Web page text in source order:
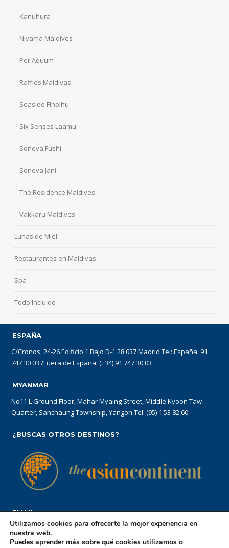
Kanuhura
Niyama Maldives
Per Aquum
Raffles Maldivas
Seaside Finolhu
Six Senses Laamu
Soneva Fushi
Soneva Jani
The Residence Maldives
Vakkaru Maldives
Lunas de Miel
Restaurantes en Maldivas
Spa
Todo Incluido
ESPAÑA
C/Cronos, 24-26 Edificio 1 Bajo D-1 28.037 Madrid Tel: España: 91
747 30 03 /Fuera de España: (+34) 91 747 30 03
MYANMAR
No11 L Ground Floor, Mahar Myaing Street, Middle Kyoon Taw
Quarter, Sanchaung Township, Yangon Tel: (95) 1 53 82 60
¿BUSCAS OTROS DESTINOS?
EMAIL
reservations@theasiancontinent.com
Utilizamos cookies para ofrecerte la mejor experiencia en
nuestra web.
Puedes aprender más sobre qué cookies utilizamos o